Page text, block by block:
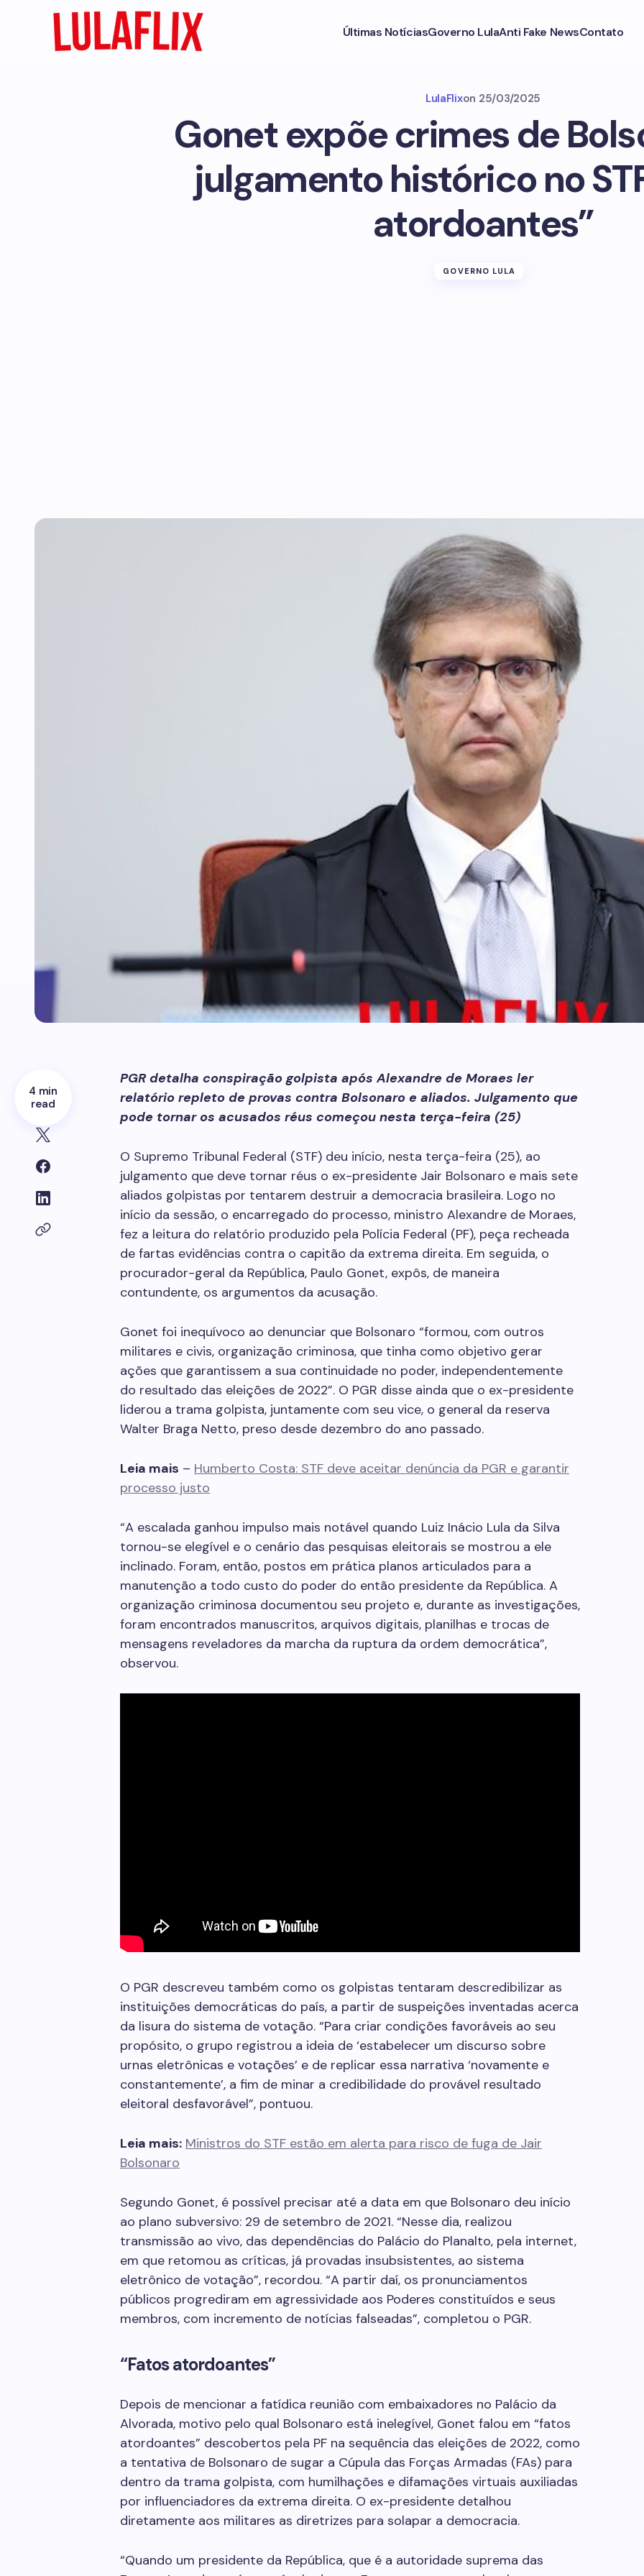
Últimas NotíciasGoverno LulaAnti Fake NewsContato
LulaFlixon 25/03/2025
Gonet expõe crimes de
julgamento histórico no
atordoantes”
GOVERNO LULA
4 min
read
PGR detalha conspiração golpista após Alexandre de Moraes ler
relatório repleto de provas contra Bolsonaro e aliados. Julgamento que
pode tornar os acusados réus começou nesta terça-feira (25)
O Supremo Tribunal Federal (STF) deu início, nesta terça-feira (25), ao
julgamento que deve tornar réus o ex-presidente Jair Bolsonaro e mais sete
aliados golpistas por tentarem destruir a democracia brasileira. Logo no
início da sessão, o encarregado do processo, ministro Alexandre de Moraes,
fez a leitura do relatório produzido pela Polícia Federal (PF), peça recheada
de fartas evidências contra o capitão da extrema direita. Em seguida, o
procurador-geral da República, Paulo Gonet, expôs, de maneira
contundente, os argumentos da acusação.
Gonet foi inequívoco ao denunciar que Bolsonaro “formou, com outros
militares e civis, organização criminosa, que tinha como objetivo gerar
ações que garantissem a sua continuidade no poder, independentemente
do resultado das eleições de 2022”. O PGR disse ainda que o ex-presidente
liderou a trama golpista, juntamente com seu vice, o general da reserva
Walter Braga Netto, preso desde dezembro do ano passado.
Leia mais – Humberto Costa: STF deve aceitar denúncia da PGR e garantir
processo justo
“A escalada ganhou impulso mais notável quando Luiz Inácio Lula da Silva
tornou-se elegível e o cenário das pesquisas eleitorais se mostrou a ele
inclinado. Foram, então, postos em prática planos articulados para a
manutenção a todo custo do poder do então presidente da República. A
organização criminosa documentou seu projeto e, durante as investigações,
foram encontrados manuscritos, arquivos digitais, planilhas e trocas de
mensagens reveladores da marcha da ruptura da ordem democrática”,
observou.
O PGR descreveu também como os golpistas tentaram descredibilizar as
instituições democráticas do país, a partir de suspeições inventadas acerca
da lisura do sistema de votação. “Para criar condições favoráveis ao seu
propósito, o grupo registrou a ideia de ‘estabelecer um discurso sobre
urnas eletrônicas e votações’ e de replicar essa narrativa ‘novamente e
constantemente’, a fim de minar a credibilidade do provável resultado
eleitoral desfavorável”, pontuou.
Leia mais: Ministros do STF estão em alerta para risco de fuga de Jair
Bolsonaro
Segundo Gonet, é possível precisar até a data em que Bolsonaro deu início
ao plano subversivo: 29 de setembro de 2021. “Nesse dia, realizou
transmissão ao vivo, das dependências do Palácio do Planalto, pela internet,
em que retomou as críticas, já provadas insubsistentes, ao sistema
eletrônico de votação”, recordou. “A partir daí, os pronunciamentos
públicos progrediram em agressividade aos Poderes constituídos e seus
membros, com incremento de notícias falseadas”, completou o PGR.
“Fatos atordoantes”
Depois de mencionar a fatídica reunião com embaixadores no Palácio da
Alvorada, motivo pelo qual Bolsonaro está inelegível, Gonet falou em “fatos
atordoantes” descobertos pela PF na sequência das eleições de 2022, como
a tentativa de Bolsonaro de sugar a Cúpula das Forças Armadas (FAs) para
dentro da trama golpista, com humilhações e difamações virtuais auxiliadas
por influenciadores da extrema direita. O ex-presidente detalhou
diretamente aos militares as diretrizes para solapar a democracia.
“Quando um presidente da República, que é a autoridade suprema das